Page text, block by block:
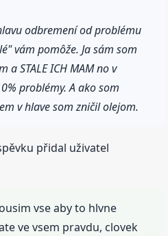
odbremení od problému
vám pomôže. Ja sám som
a STALE ICH MAM no v
problémy. A ako som
v hlave som zničil olejom.
přidal uživatel
vse aby to hlvne
ve vsem pravdu, clovek